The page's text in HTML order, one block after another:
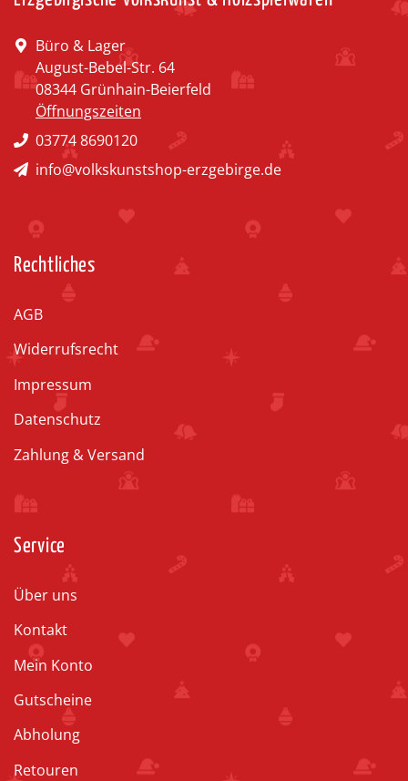
Büro & Lager
August-Bebel-Str. 64
08344 Grünhain-Beierfeld
Öffnungszeiten
03774 8690120
info@volkskunstshop-erzgebirge.de
Rechtliches
AGB
Widerrufsrecht
Impressum
Datenschutz
Zahlung & Versand
Service
Über uns
Kontakt
Mein Konto
Gutscheine
Abholung
Retouren